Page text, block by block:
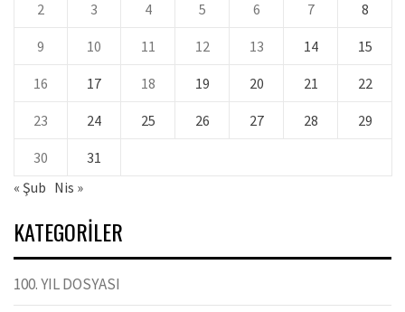
2 3 4 5 6 7 8
9 10 11 12 13 14 15
16 17 18 19 20 21 22
23 24 25 26 27 28 29
30
31
« Şub Nis »
KATEGORILER
100. YIL DOSYASI